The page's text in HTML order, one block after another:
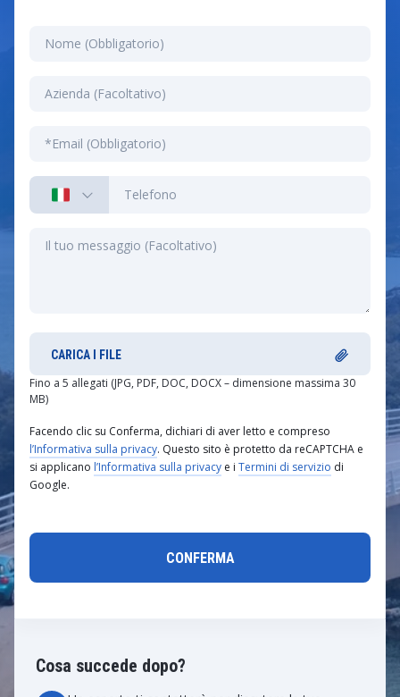
Cosa succede dopo?
CARICA I FILE
Fino a 5 allegati (JPG, PDF, DOC, DOCX – dimensione massima 30
MB)
Facendo clic su Conferma, dichiari di aver letto e compreso
l’Informativa sulla privacy. Questo sito è protetto da reCAPTCHA e
si applicano l’Informativa sulla privacy e i Termini di servizio di
Google.